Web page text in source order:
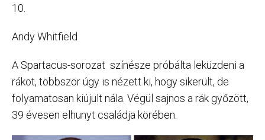
10.
Andy Whitfield
A Spartacus-sorozat színésze próbálta leküzdeni a
rákot, többször úgy is nézett ki, hogy sikerült, de
folyamatosan kiújult nála. Végül sajnos a rák győzött,
39 évesen elhunyt családja körében.